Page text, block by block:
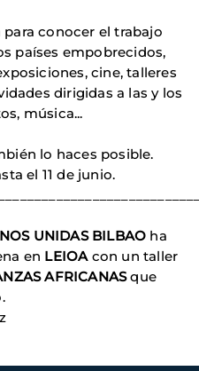
conocer el trabajo
países empobrecidos,
cine, talleres
dirigidas a las y los
música...
lo haces posible.
el 11 de junio.
UNIDAS BILBAO ha
en LEIOAcon un taller
AFRICANASque